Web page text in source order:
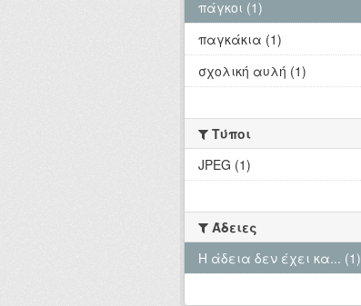
πάγκοι (1)
παγκάκια (1)
σχολική αυλή (1)
Τύποι
JPEG (1)
Άδειες
Η άδεια δεν έχει κα... (1)